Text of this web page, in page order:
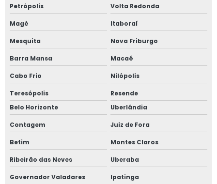
Fiscalização de obras de engenharia
Fiscalização de obras e serviços
Fiscalização de obras e serviços de engenharia
Fiscalização de obras engenharia civil
Fiscalização obras construção civil
Gerenciamento de obra
Gerenciamento de obra custo
Gerenciamento de obra orçamento
Gerenciamento de obra residencial
Petrópolis Volta Redonda
Magé Itaboraí
Mesquita Nova Friburgo
Barra Mansa Macaé
Cabo Frio Nilópolis
Teresópolis
Resende
Belo Horizonte
Uberlândia
Contagem Juiz de Fora
Betim Montes Claros
Ribeirão das Neves Uberaba
Governador Valadares Ipatinga